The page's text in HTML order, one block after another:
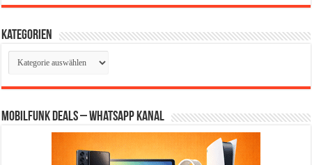
Kategorien
Kategorien
Mobilfunk Deals – WhatsApp Kanal